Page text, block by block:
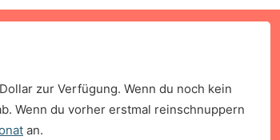
zur Verfügung. Wenn du noch kein
Wenn du vorher erstmal reinschnuppern
an.